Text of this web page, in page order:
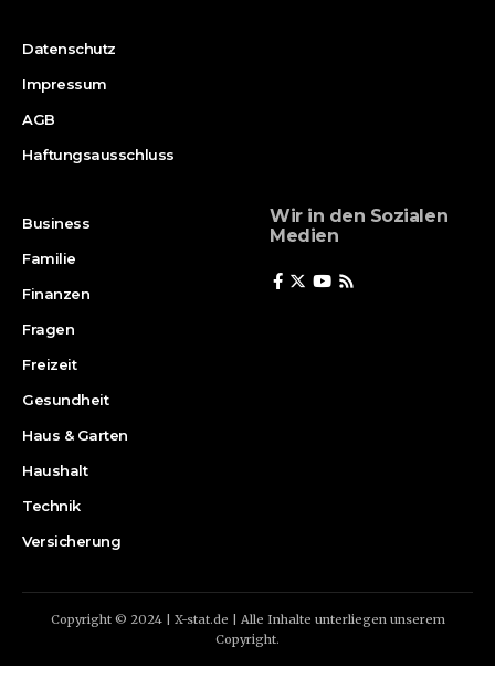
Datenschutz
Impressum
AGB
Haftungsausschluss
Business
Familie
Finanzen
Fragen
Freizeit
Gesundheit
Haus & Garten
Haushalt
Technik
Versicherung
Wir in den Sozialen
Medien
Copyright © 2024 | X-stat.de | Alle Inhalte unterliegen unserem
Copyright.